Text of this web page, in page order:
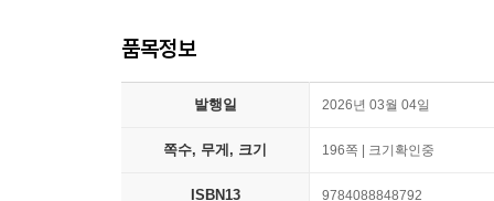
품목정보
발행일 2026년 03월 04일
쪽수, 무게, 크기 196쪽 | 크기확인중
ISBN13 9784088848792